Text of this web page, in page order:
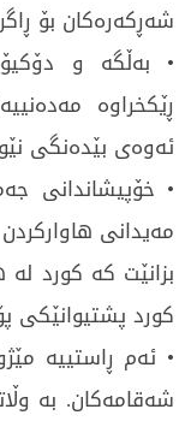
شەڕکەرەکان بۆ
• بەڵگە و
ڕێکخراوە
ئەوەی بێدەنگی
• خۆپیشاندانی
مەیدانی
بزانێت کە کورد
کورد پشتیوانێکی
• ئەم ڕاستییە
شەقامەکان. بە